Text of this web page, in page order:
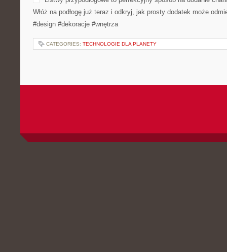
Włóż na podłogę już teraz i odkryj, jak prosty dodatek może
#design #dekoracje #wnętrza
CATEGORIES: TECHNOLOGIE DLA PLANETY